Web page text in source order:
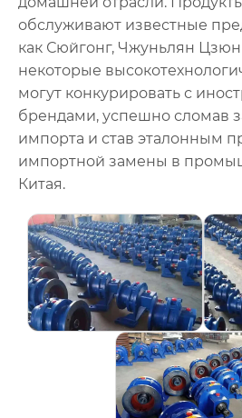
обслуживают известные
как Сюйгонг, Чжуньлян
некоторые
могут конкурировать с
брендами, успешно сломав
импорта и став эталонным
импортной замены в
Китая.